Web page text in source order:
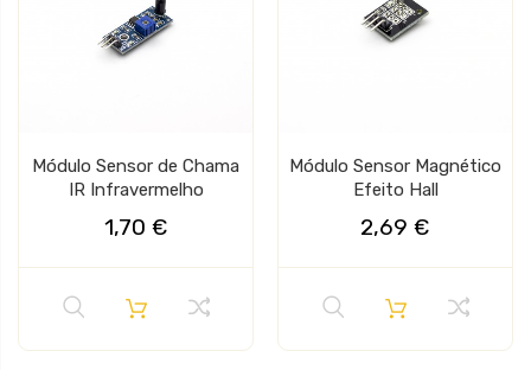
Módulo Sensor de Chama
IR Infravermelho
1,70 €
Módulo Sensor Magnético
Efeito Hall
2,69 €